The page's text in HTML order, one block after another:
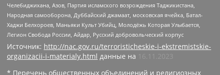
Челебиджихана, Азов, Партия исламского возрождения Таджикистана,
Народная самооборона, Дуббайский джамаат, московская ячейка, Батал-
Хаджи Белхороев, Маньяки Культ Убийц, Молодёжь Которая Улыбается,
Легион Свобода России, Айдар, Русский добровольческий корпус
Источник: http://nac.gov.ru/terroristicheskie-i-ekstremistskie-
organizacii-i-materialy.html данные на
16.11.2023
* Перечень общественных объединений и религиозных